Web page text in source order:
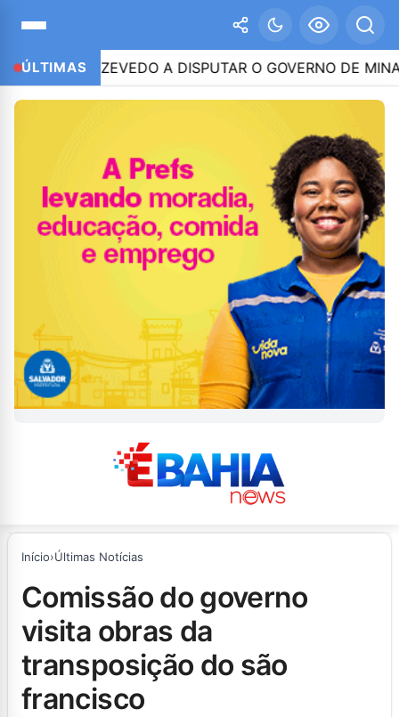
ÚLTIMAS
AZEVEDO A DISPUTAR O GOVERNO DE MINAS
Início›Últimas Notícias
comissão do governo
visita obras da
transposição do são
francisco